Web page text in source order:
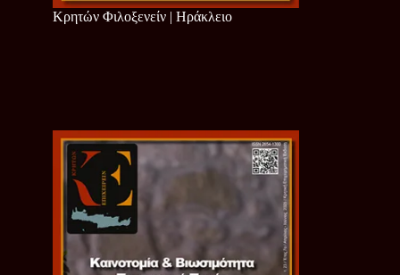
Κρητών Φιλοξενείν | Ηράκλειο